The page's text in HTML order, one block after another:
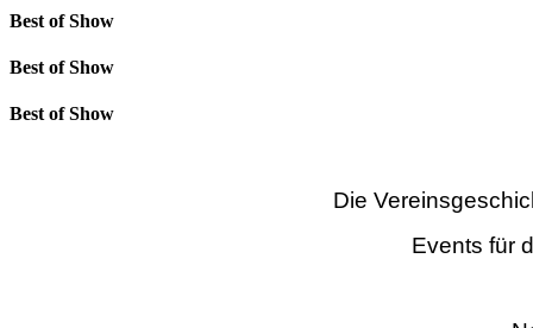
Best of Show
Best of Show
Best of Show
Die
Events für